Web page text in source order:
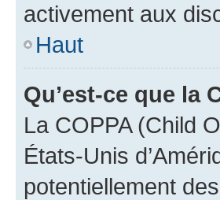
activement aux
Haut
Qu’est-ce que la
La COPPA (Child
États-Unis
potentiellement